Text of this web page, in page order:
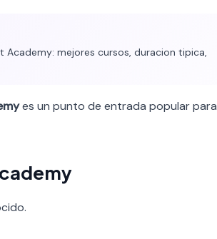
mejores cursos, duracion tipica,
es un punto de entrada popular para